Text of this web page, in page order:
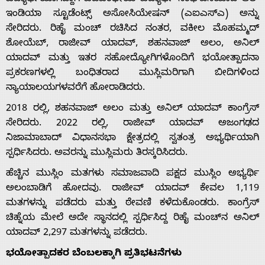
Home
ಇಂಡಿಯಾ ಸ್ಟೂಡೆಂಟ್ಸ್ ಅಸೋಸಿಯೇಷನ್ ​​(ಎಐಎಸ್ಎ) ಅನ್ನು
ಸೇರಿದರು. ರಿಹೈ ಮಂಚ್ ರಚಿಸಿದ ನಂತರ, ವಕೀಲ ಮೊಹಮ್ಮದ್
ಶೋಯೆಬ್, ರಾಜೀವ್ ಯಾದವ್, ಶಹನವಾಜ್ ಅಲಂ, ಅನಿಲ್
ಯಾದವ್ ಮತ್ತು ಇತರ ಸಹೋದ್ಯೋಗಿಗಳೊಂದಿಗೆ ಭಯೋತ್ಪಾದನಾ
ಪ್ರಕರಣಗಳಲ್ಲಿ ಬಂಧಿತರಾದ ಮುಸ್ಲಿಮರಿಗಾಗಿ ಬೀದಿಗಳಿಂದ
ನ್ಯಾಯಾಲಯಗಳವರೆಗೆ ಹೋರಾಡಿದರು.
2018 ರಲ್ಲಿ, ಶಹನವಾಜ್ ಅಲಂ ಮತ್ತು ಅನಿಲ್ ಯಾದವ್ ಕಾಂಗ್ರೆಸ್
ಸೇರಿದರು. 2022 ರಲ್ಲಿ, ರಾಜೀವ್ ಯಾದವ್ ಅಜಂಗಢದ
ನಿಜಾಮಾಬಾದ್ ವಿಧಾನಸಭಾ ಕ್ಷೇತ್ರದಲ್ಲಿ ಸ್ವತಂತ್ರ ಅಭ್ಯರ್ಥಿಯಾಗಿ
ಸ್ಪರ್ಧಿಸಿದರು. ಅವರನ್ನು ಮುಸ್ಲಿಮರು ತಿರಸ್ಕರಿಸಿದರು.
ಹೆಚ್ಚಿನ ಮುಸ್ಲಿಂ ಮತಗಳು ಸಮಾಜವಾದಿ ಪಕ್ಷದ ಮುಸ್ಲಿಂ ಅಭ್ಯರ್ಥಿ
ಅಲಂಬಾಡಿಗೆ ಹೋದವು. ರಾಜೀವ್ ಯಾದವ್ ಕೇವಲ 1,119
ಮತಗಳನ್ನು ಪಡೆದರು ಮತ್ತು ಠೇವಣಿ ಕಳೆದುಕೊಂಡರು. ಕಾಂಗ್ರೆಸ್
ಚಿಹ್ನೆಯ ಮೇಲೆ ಅದೇ ಸ್ಥಾನದಲ್ಲಿ ಸ್ಪರ್ಧಿಸಿದ್ದ ರಿಹೈ ಮಂಚ್‌ನ ಅನಿಲ್
ಯಾದವ್ 2,297 ಮತಗಳನ್ನು ಪಡೆದರು.
ಭಯೋತ್ಪಾದಕರ ಬೆಂಬಲಕ್ಕಾಗಿ ಪ್ರತಿಭಟನೆಗಳು